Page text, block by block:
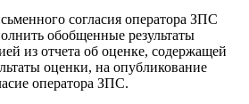
согласия оператора ЗПС
обобщенные результаты
из отчета об оценке, содержащей
оценки, на опубликование
оператора ЗПС.